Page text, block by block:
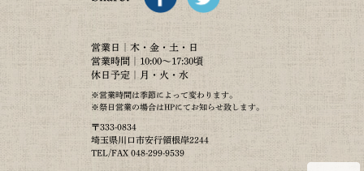
営業日｜木・金・土・日
営業時間｜10:00～17:30頃
休日予定｜月・火・水
※営業時間は季節によって変わります。
※祭日営業の場合はHPにてお知らせ致します。
〒333-0834
埼玉県川口市安行領根岸2244
TEL/FAX 048-299-9539